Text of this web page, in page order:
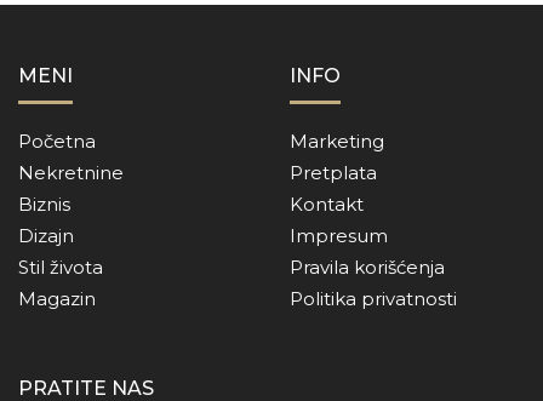
MENI
Početna
Nekretnine
Biznis
Dizajn
Stil života
Magazin
INFO
Marketing
Pretplata
Kontakt
Impresum
Pravila korišćenja
Politika privatnosti
PRATITE NAS